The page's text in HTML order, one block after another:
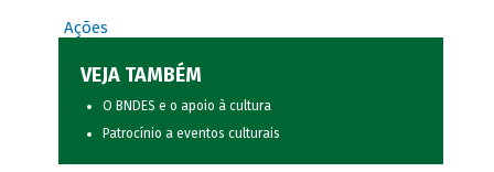
Ações
VEJA TAMBÉM
O BNDES e o apoio à cultura
Patrocínio a eventos culturais